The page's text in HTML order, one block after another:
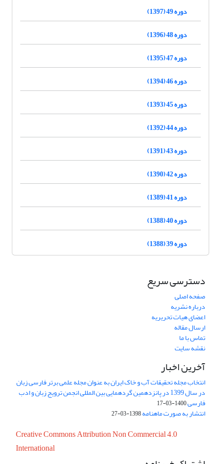
دوره 49 (1397)
دوره 48 (1396)
دوره 47 (1395)
دوره 46 (1394)
دوره 45 (1393)
دوره 44 (1392)
دوره 43 (1391)
دوره 42 (1390)
دوره 41 (1389)
دوره 40 (1388)
دوره 39 (1388)
دسترسی سریع
صفحه اصلی
درباره نشریه
اعضای هیات تحریریه
ارسال مقاله
تماس با ما
نقشه سایت
آخرین اخبار
انتخاب مجله تحقیقات آب و خاک ایران به عنوان مجله علمی برتر فارسی زبان
در سال 1399 در پانزدهمین گردهمایی بین المللی انجمن ترویج زبان و ادب
فارسی1400-03-17
انتشار به صورت ماهنامه1398-03-27
Creative Commons Attribution Non Commercial 4.0
International